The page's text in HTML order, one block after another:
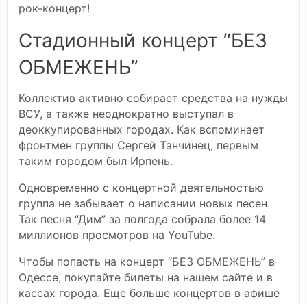
рок-концерт!
Стадионный концерт “БЕЗ
ОБМЕЖЕНЬ”
Коллектив активно собирает средства на нужды
ВСУ, а также неоднократно выступал в
деоккупированных городах. Как вспоминает
фронтмен группы Сергей Танчинец, первым
таким городом был Ирпень.
Одновременно с концертной деятельностью
группа не забывает о написании новых песен.
Так песня “Дим” за полгода собрала более 14
миллионов просмотров на YouTube.
Чтобы попасть на концерт “БЕЗ ОБМЕЖЕНЬ” в
Одессе, покупайте билеты на нашем сайте и в
кассах города. Еще больше концертов в афише